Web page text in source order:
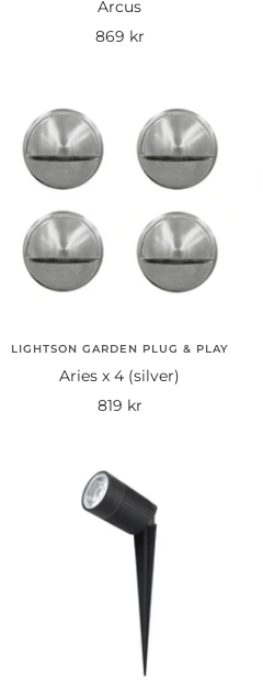
Arcus
Rea-
869 kr
LIGHTSON GARDEN PLUG & PLAY
Aries x 4 (silver)
Rea-
819 kr